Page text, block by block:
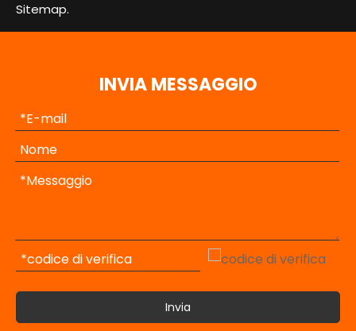
Sitemap.
INVIA MESSAGGIO
Invia